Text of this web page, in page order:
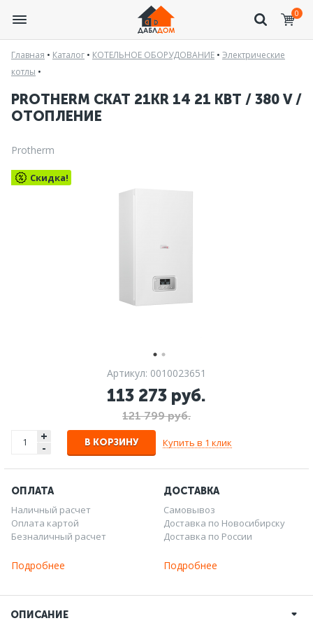
0
Главная • Каталог • КОТЕЛЬНОЕ ОБОРУДОВАНИЕ • Электрические
котлы •
PROTHERM СКАТ 21КR 14 21 КВТ / 380 V /
ОТОПЛЕНИЕ
Protherm
Скидка!
Артикул: 0010023651
113 273 руб.
121 799 руб.
+
- В КОРЗИНУ Купить в 1 клик
ОПЛАТА
Наличный расчет
Оплата картой
Безналичный расчет
Подробнее
ДОСТАВКА
Самовывоз
Доставка по Новосибирску
Доставка по России
Подробнее
ОПИСАНИЕ